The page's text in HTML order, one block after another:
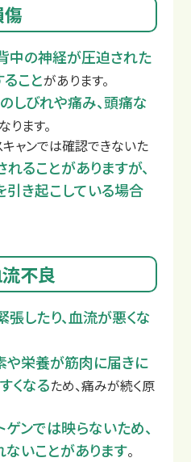
中の神経が圧迫された
ることがあります。
しびれや痛み、頭痛な
ります。
キャンでは確認できないた
れることがありますが、
き起こしている場合
不良
したり、血流が悪くな
や栄養が筋肉に届きに
くなるため、痛みが続く原
ゲンでは映らないため、
いことがあります。